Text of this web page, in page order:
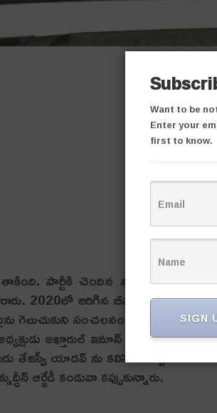
పార్టీకి చెందిన నలుగురు
2020లో జరిగిన బీహార్ అసెంబ్లీ
గెలుచుకుని సంచలనం సృష్టించింది. అలా
అఖ్తారుల్ ఇమాన్ తప్ప మిగిలిన
తేజస్వీ యాదవ్ ను కలిసిన తర్వాత వారు
ఆర్జేడీ కండువా కప్పుకున్నారు.
Want to be
Enter your
first to know.
SIGN